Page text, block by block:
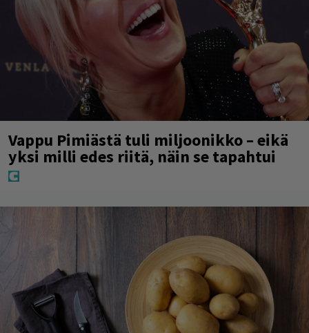
Vappu Pimiästä tuli miljoonikko – eikä
yksi milli edes riitä, näin se tapahtui